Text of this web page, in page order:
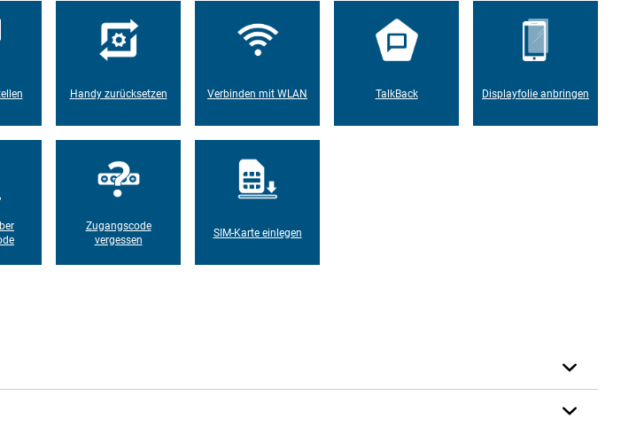
Handy zurücksetzen Verbinden mit WLAN TalkBack Displayfolie anbringen
Zugangscode
vergessen
SIM-Karte einlegen